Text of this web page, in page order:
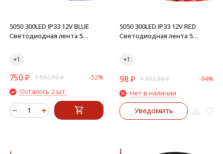
5050 300LED IP33 12V BLUE
Светодиодная лента 5
750₽ 1 552,50₽ -52%
Осталось 2 шт.
5050 300LED IP33 12V RED
Светодиодная лента 5
98₽ 1 552,50₽ -94%
Нет в наличии
Уведомить